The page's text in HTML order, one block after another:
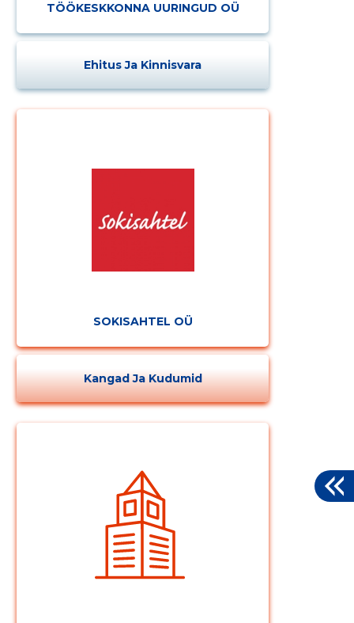
TÖÖKESKKONNA UURINGUD OÜ
Ehitus Ja Kinnisvara
SOKISAHTEL OÜ
Kangad Ja Kudumid